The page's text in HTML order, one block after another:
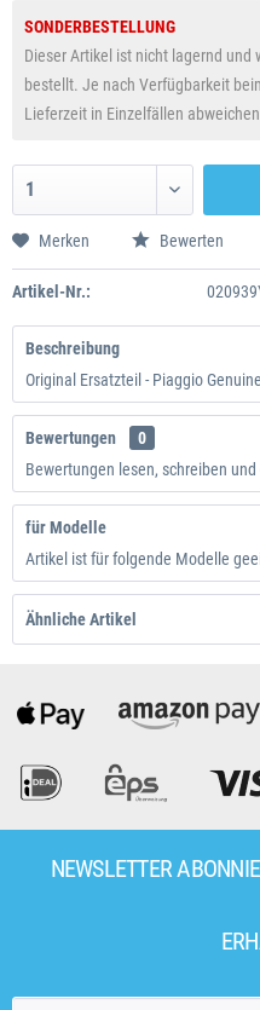
SONDERBESTELLUNG
Dieser Artikel ist nicht lagernd
bestellt. Je nach Verfügbarkeit
Lieferzeit in Einzelfällen
Merken Bewerten
Artikel-Nr.:
Beschreibung
Original Ersatzteil - Piaggio
Bewertungen
0
Bewertungen lesen, schreiben
für Modelle
Artikel ist für folgende Modelle
Ähnliche Artikel
NEWSLETTER